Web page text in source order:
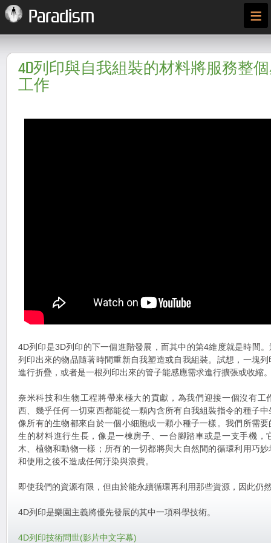
Paradism ≡
4D列印與自我組裝的材料將服務整
工作
4D列印是3D列印的下一個進階發展，而其中的第4維度就是時間
列印出來的物品隨著時間重新自我塑造或自我組裝。試想，一塊
進行折疊，或者是一根列印出來的管子能感應需求進行擴張或收縮
奈米科技和生物工程將帶來極大的貢獻，為我們迎接一個沒有工
西、幾乎任何一切東西都能從一顆內含所有自我組裝指令的種子
像所有的生物都來自於一個小細胞或一顆小種子一樣。我們所需
生的材料進行生長，像是一棟房子、一台腳踏車或是一支手機，
木、植物和動物一樣；所有的一切都將與大自然間的循環利用巧
和使用之後不造成任何汙染與浪費。
即使我們的資源有限，但由於能永續循環再利用那些資源，因此仍
4D列印是樂園主義將優先發展的其中一項科學技術。
4D列印技術問世(影片中文字幕)